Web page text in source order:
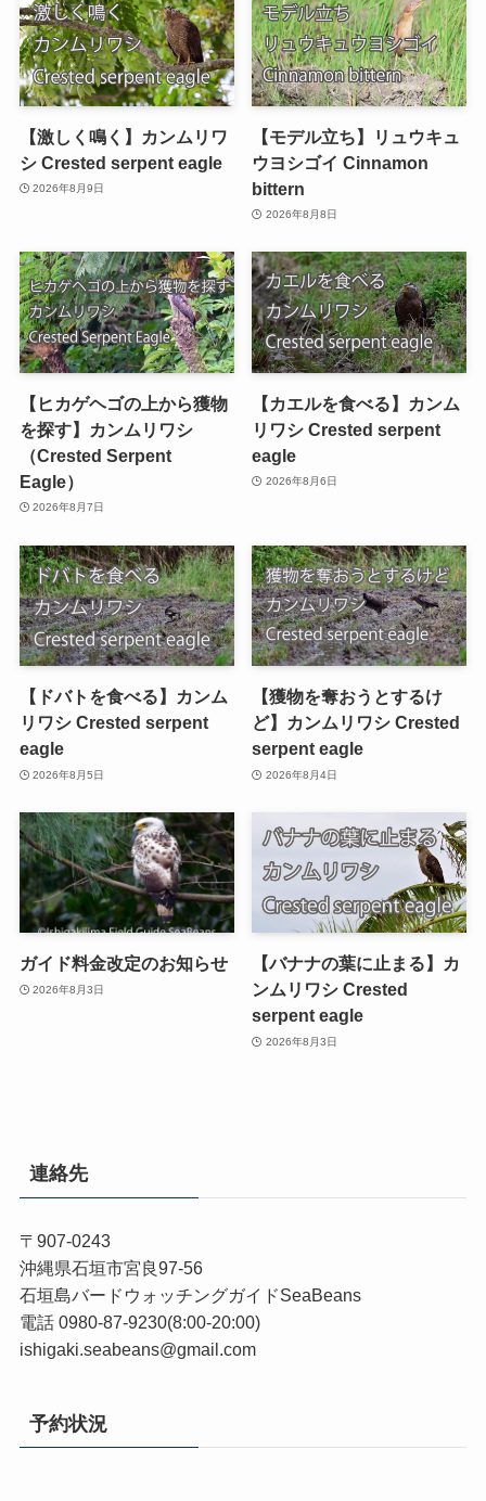
【激しく鳴く】カンムリワ
シ Crested serpent eagle
2026年8月9日
【モデル立ち】リュウキュ
ウヨシゴイ Cinnamon
bittern
2026年8月8日
【ヒカゲヘゴの上から獲物
を探す】カンムリワシ
（Crested Serpent
Eagle）
2026年8月7日
【カエルを食べる】カンム
リワシ Crested serpent
eagle
2026年8月6日
【ドバトを食べる】カンム
リワシ Crested serpent
eagle
2026年8月5日
【獲物を奪おうとするけ
ど】カンムリワシ Crested
serpent eagle
2026年8月4日
ガイド料金改定のお知らせ
2026年8月3日
【バナナの葉に止まる】カ
ンムリワシ Crested
serpent eagle
2026年8月3日
連絡先
〒907-0243
沖縄県石垣市宮良97-56
石垣島バードウォッチングガイドSeaBeans
電話 0980-87-9230(8:00-20:00)
ishigaki.seabeans@gmail.com
予約状況